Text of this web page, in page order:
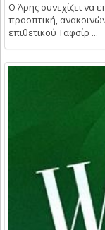
Ο Άρης συνεχίζει να
προοπτική,
επιθετικού Ταφσίρ ...